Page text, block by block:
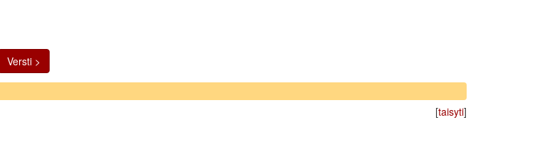
Versti >
[taisyti]